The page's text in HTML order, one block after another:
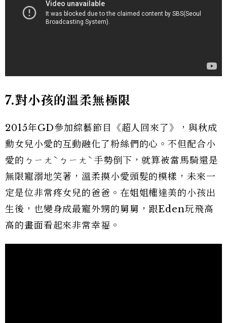
7.對小孩的溫柔無極限
2015年GD參加綜藝節目《超人回來了》，與秋成
勳女兒小愛的互動融化了粉絲們的心。不但配合小
愛的ㄅㄧㄤˋㄅㄧㄤˋ手勢倒下，就算被當馬騎還是
無限寵溺地笑著，溫柔摸小愛頭髮的模樣，未來一
定是位非常疼女兒的爸爸。在姐姐權達美的小孩出
生後，也變身成最寵外甥的舅舅，跟Eden玩飛高
高的畫面看起來非常幸福。